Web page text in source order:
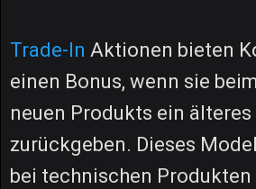
Trade-In Aktionen bieten
einen Bonus, wenn sie
neuen Produkts ein älteres
zurückgeben. Dieses
bei technischen